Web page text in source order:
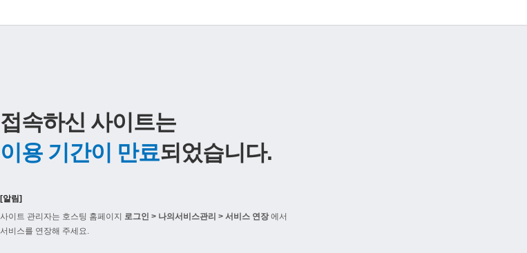
접속하신 사이트는
이용 기간이 만료되었습니다.
[알림]
사이트 관리자는 호스팅 홈페이지 로그인 > 나의서비스관리 > 서비스 연장에서
서비스를 연장해 주세요.